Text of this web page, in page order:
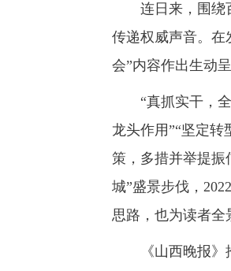
连日来，围绕百
传递权威声音。在
会”内容作出生动
“真抓实干，全
龙头作用”“坚定
策，多措并举提
城”盛景步伐，
思路，也为读者全
《山西晚报》推